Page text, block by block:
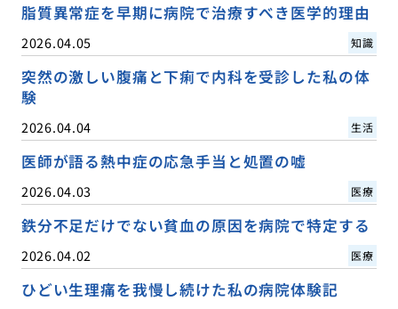
脂質異常症を早期に病院で治療すべき医学的理由
2026.04.05 知識
突然の激しい腹痛と下痢で内科を受診した私の体
験
2026.04.04 生活
医師が語る熱中症の応急手当と処置の嘘
2026.04.03 医療
鉄分不足だけでない貧血の原因を病院で特定する
2026.04.02 医療
ひどい生理痛を我慢し続けた私の病院体験記